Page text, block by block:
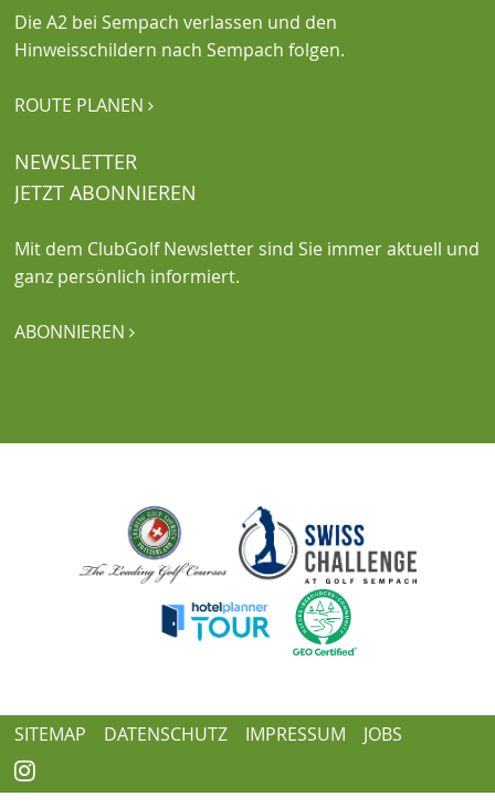
Die A2 bei Sempach verlassen und den
Hinweisschildern nach Sempach folgen.
ROUTE PLANEN
NEWSLETTER
JETZT ABONNIEREN
Mit dem ClubGolf Newsletter sind Sie immer aktuell und
ganz persönlich informiert.
ABONNIEREN
SITEMAP DATENSCHUTZ IMPRESSUM JOBS